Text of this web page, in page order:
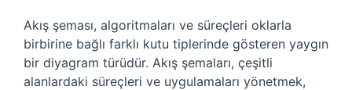
Akış şeması, algoritmaları ve süreçleri oklarla
birbirine bağlı farklı kutu tiplerinde gösteren yaygın
bir diyagram türüdür. Akış şemaları, çeşitli
alanlardaki süreçleri ve uygulamaları yönetmek,